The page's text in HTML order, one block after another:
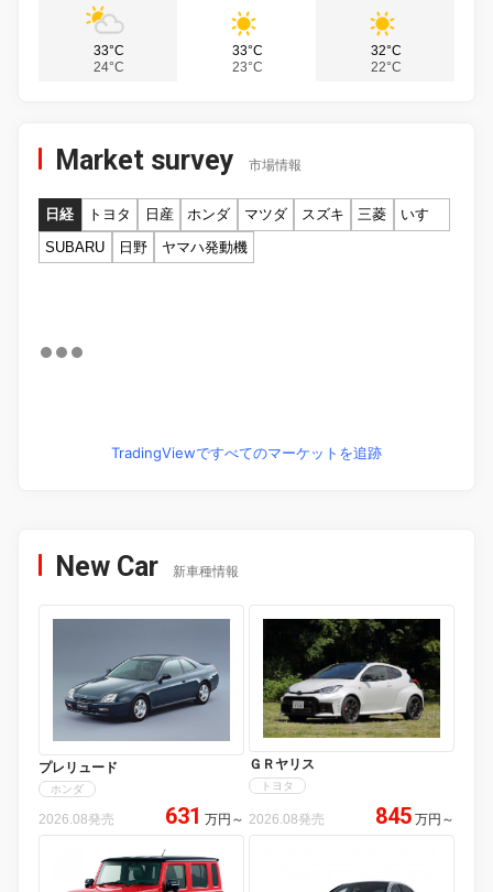
33°C
24°C
33°C
23°C
32°C
22°C
Market survey 市場情報
日経 トヨタ 日産 ホンダ マツダ スズキ 三菱
いすゞ
SUBARU
日野 ヤマハ発動機
TradingViewですべてのマーケットを追跡
New Car 新車種情報
プレリュード
ホンダ
2026.08発売 631 万円 ～
ＧＲヤリス
トヨタ
2026.08発売 845 万円 ～